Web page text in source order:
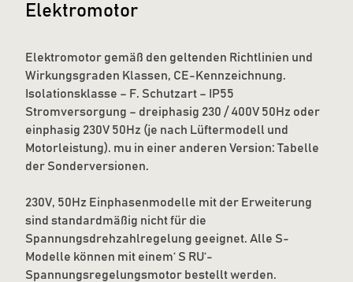
Elektromotor
Elektromotor gemäß den geltenden Richtlinien und
Wirkungsgraden Klassen, CE-Kennzeichnung.
Isolationsklasse – F. Schutzart – IP55
Stromversorgung – dreiphasig 230 / 400V 50Hz oder
einphasig 230V 50Hz (je nach Lüftermodell und
Motorleistung). mu in einer anderen Version: Tabelle
der Sonderversionen.
230V, 50Hz Einphasenmodelle mit der Erweiterung
sind standardmäßig nicht für die
Spannungsdrehzahlregelung geeignet. Alle S-
Modelle können mit einem‘ S RU‘-
Spannungsregelungsmotor bestellt werden.